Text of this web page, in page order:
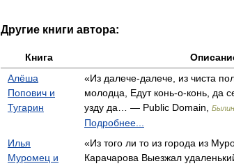
Другие книги автора:
Книга
Алёша
Попович и
Тугарин
«Из далече-далече, из чиста
молодца, Едут конь-о-конь, да
узду да… — Public Domain,
Подробнее...
Илья
Муромец и
«Из того ли то из города из
Карачарова Выезжал